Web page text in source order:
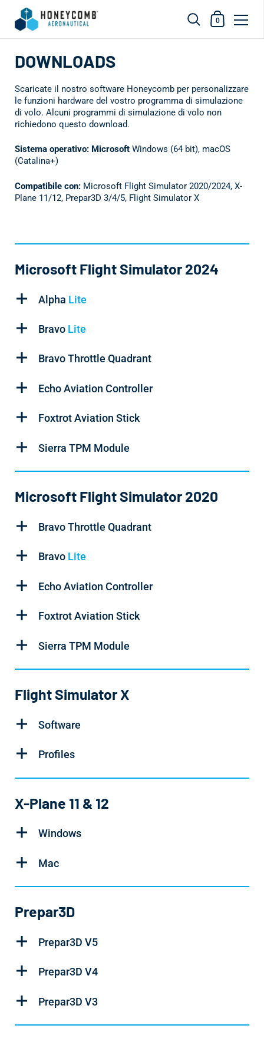
Carrello
0
DOWNLOADS
Scaricate il nostro software Honeycomb per personalizzare
le funzioni hardware del vostro programma di simulazione
di volo. Alcuni programmi di simulazione di volo non
richiedono questo download.
Sistema operativo: Microsoft Windows (64 bit), macOS
(Catalina+)
Compatibile con: Microsoft Flight Simulator 2020/2024, X-
Plane 11/12, Prepar3D 3/4/5, Flight Simulator X
Microsoft Flight Simulator 2024
Alpha Lite
Bravo Lite
Bravo Throttle Quadrant
Echo Aviation Controller
Foxtrot Aviation Stick
Sierra TPM Module
Microsoft Flight Simulator 2020
Bravo Throttle Quadrant
Bravo Lite
Echo Aviation Controller
Foxtrot Aviation Stick
Sierra TPM Module
Flight Simulator X
Software
Profiles
X-Plane 11 & 12
Windows
Mac
Prepar3D
Prepar3D V5
Prepar3D V4
Prepar3D V3